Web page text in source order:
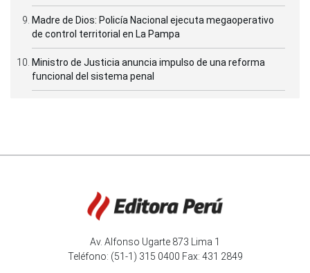
Madre de Dios: Policía Nacional ejecuta megaoperativo
de control territorial en La Pampa
Ministro de Justicia anuncia impulso de una reforma
funcional del sistema penal
Av. Alfonso Ugarte 873 Lima 1
Teléfono: (51-1) 315 0400 Fax: 431 2849